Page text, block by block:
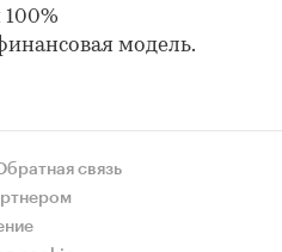
100%
модель.
связь